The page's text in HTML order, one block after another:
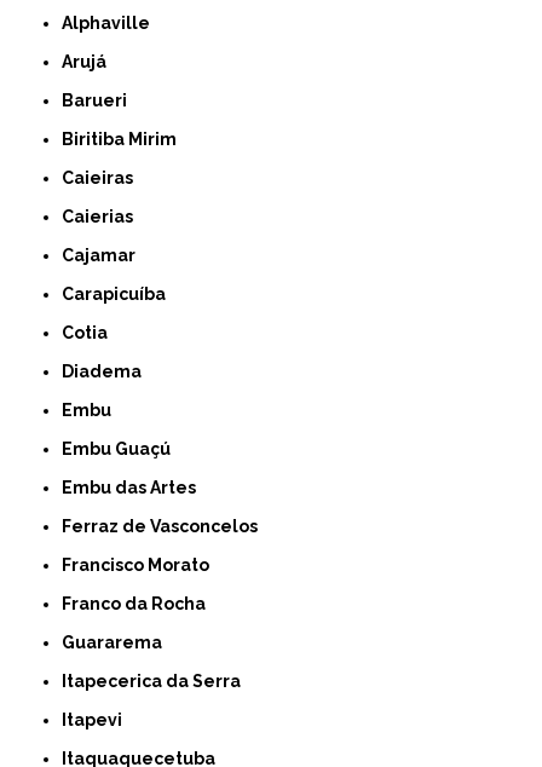
Alphaville
Arujá
Barueri
Biritiba Mirim
Caieiras
Caierias
Cajamar
Carapicuíba
Cotia
Diadema
Embu
Embu Guaçú
Embu das Artes
Ferraz de Vasconcelos
Francisco Morato
Franco da Rocha
Guararema
Itapecerica da Serra
Itapevi
Itaquaquecetuba